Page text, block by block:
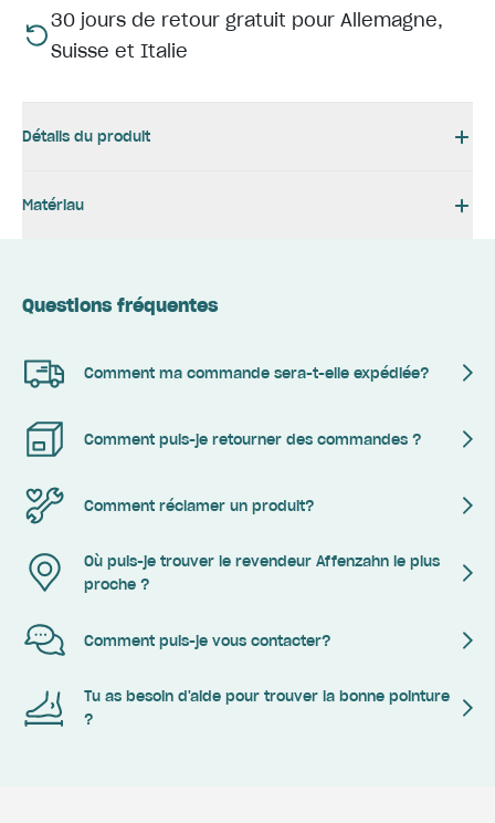
30 jours de retour gratuit pour Allemagne,
Suisse et Italie
Détails du produit
Matériau
Questions fréquentes
Comment ma commande sera-t-elle expédiée?
Comment puis-je retourner des commandes ?
Comment réclamer un produit?
Où puis-je trouver le revendeur Affenzahn le plus
proche ?
Comment puis-je vous contacter?
Tu as besoin d'aide pour trouver la bonne pointure
?